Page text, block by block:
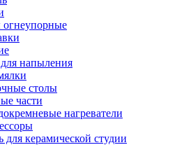
напыления
столы
части
нагреватели
для керамической студии